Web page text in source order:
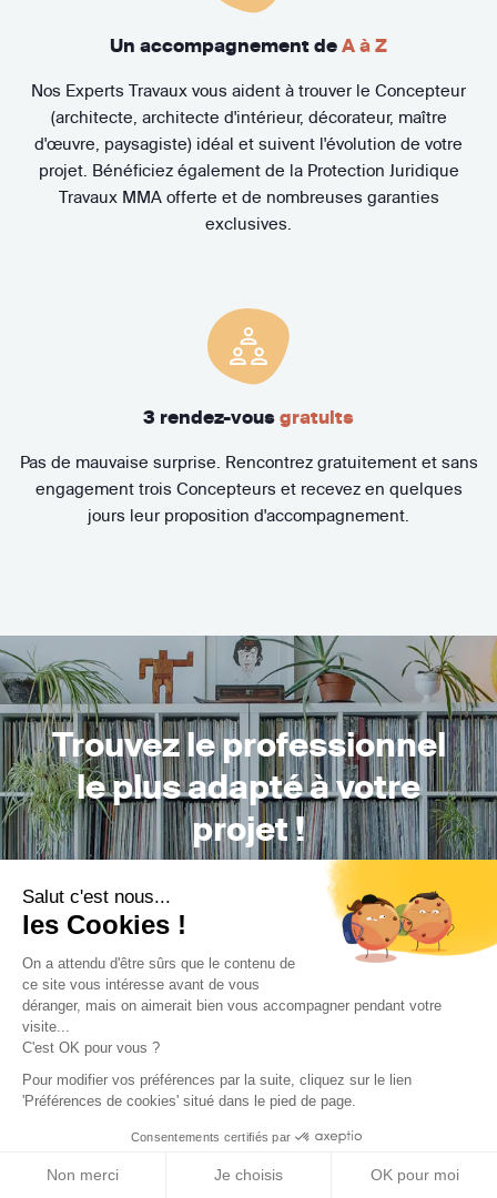
Salut c'est nous...
les Cookies !
On a attendu d'être sûrs que le contenu de
ce site vous intéresse avant de vous
déranger, mais on aimerait bien vous accompagner pendant votre
visite...
C'est OK pour vous ?
Pour modifier vos préférences par la suite, cliquez sur le lien
'Préférences de cookies' situé dans le pied de page.
Consentements certifiés par
Non merci Je choisis OK pour moi
Un accompagnement de A à Z
Nos Experts Travaux vous aident à trouver le Concepteur
(architecte, architecte d'intérieur, décorateur, maître
d'œuvre, paysagiste) idéal et suivent l'évolution de votre
projet. Bénéficiez également de la Protection Juridique
Travaux MMA offerte et de nombreuses garanties
exclusives.
3 rendez-vous gratuits
Pas de mauvaise surprise. Rencontrez gratuitement et sans
engagement trois Concepteurs et recevez en quelques
jours leur proposition d'accompagnement.
Trouvez le professionnel
le plus adapté à votre
projet !
Trouver mon Concepteur
Trouver une réalisation/Rénovation/Appartement
Appartement F1